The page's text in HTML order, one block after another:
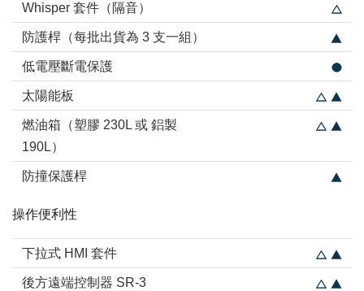
Whisper 套件（隔音）
防護桿（每批出貨為 3 支一組）
低電壓斷電保護
太陽能板
燃油箱（塑膠 230L 或 鋁製
190L）
防撞保護桿
操作便利性
下拉式 HMI 套件
後方遠端控制器 SR-3